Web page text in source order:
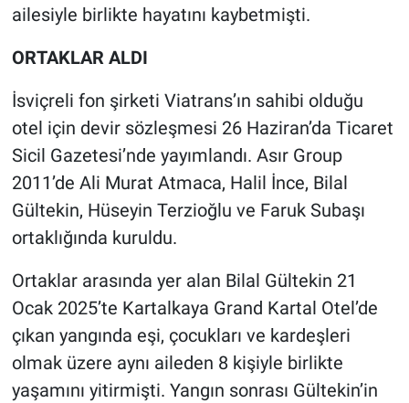
ailesiyle birlikte hayatını kaybetmişti.
ORTAKLAR ALDI
İsviçreli fon şirketi Viatrans’ın sahibi olduğu
otel için devir sözleşmesi 26 Haziran’da Ticaret
Sicil Gazetesi’nde yayımlandı. Asır Group
2011’de Ali Murat Atmaca, Halil İnce, Bilal
Gültekin, Hüseyin Terzioğlu ve Faruk Subaşı
ortaklığında kuruldu.
Ortaklar arasında yer alan Bilal Gültekin 21
Ocak 2025’te Kartalkaya Grand Kartal Otel’de
çıkan yangında eşi, çocukları ve kardeşleri
olmak üzere aynı aileden 8 kişiyle birlikte
yaşamını yitirmişti. Yangın sonrası Gültekin’in
Ne demişti
Nedir
Popüler
Programlar
Spor
Teknoloji
Türkiye'nin Geleceği
Türkiye'nin Gündemi